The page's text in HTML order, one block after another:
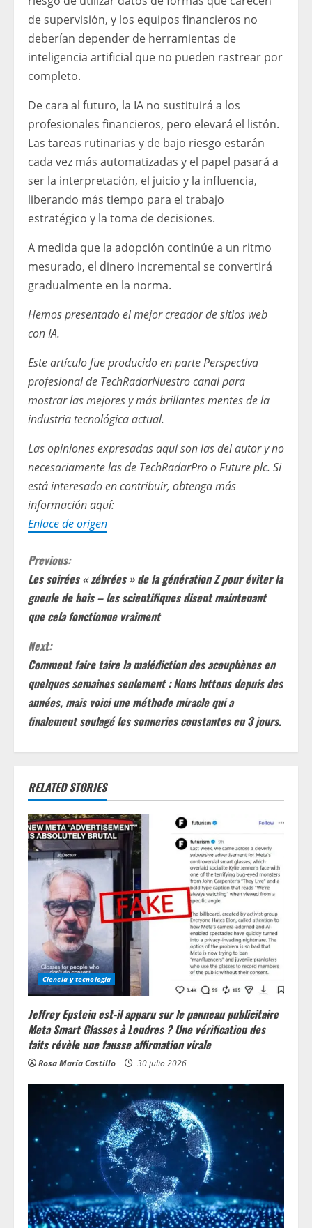
de supervisión, y los equipos financieros no
deberían depender de herramientas de
inteligencia artificial que no pueden rastrear por
completo.
De cara al futuro, la IA no sustituirá a los
profesionales financieros, pero elevará el listón.
Las tareas rutinarias y de bajo riesgo estarán
cada vez más automatizadas y el papel pasará a
ser la interpretación, el juicio y la influencia,
liberando más tiempo para el trabajo
estratégico y la toma de decisiones.
A medida que la adopción continúe a un ritmo
mesurado, el dinero incremental se convertirá
gradualmente en la norma.
Hemos presentado el mejor creador de sitios web
con IA.
Este artículo fue producido en partePerspectiva
profesional de TechRadarNuestro canal para
mostrar las mejores y más brillantes mentes de la
industria tecnológica actual.
Las opiniones expresadas aquí son las del autor y no
necesariamente las de TechRadarPro o Future plc. Si
está interesado en contribuir, obtenga más
información aquí:
Enlace de origen
C
o
n
t
i
n
R
e
a
n
g
Previous:
Les soirées « zébrées » de la génération Z pour éviter la
gueule de bois – les scientifiques disent maintenant
que cela fonctionne vraiment
Next:
Comment faire taire la malédiction des acouphènes en
quelques semaines seulement : Nous luttons depuis des
années, mais voici une méthode miracle qui a
finalement soulagé les sonneries constantes en 3 jours.
RELATED STORIES
Ciencia y tecnologia
Jeffrey Epstein est-il apparu sur le panneau publicitaire
Meta Smart Glasses à Londres ? Une vérification des
faits révèle une fausse affirmation virale
Rosa María Castillo 30 julio 2026